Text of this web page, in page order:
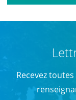
Recevez